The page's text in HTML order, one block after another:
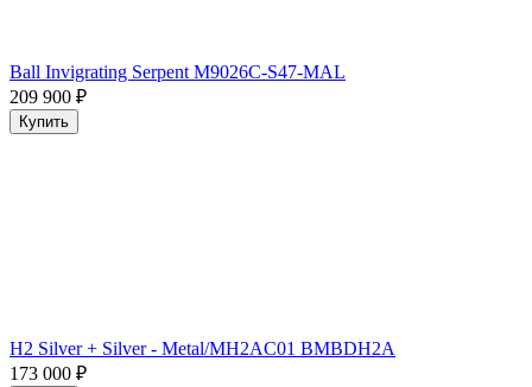
Ball Invigrating Serpent M9026C-S47-MAL
209 900 ₽
Купить
H2 Silver + Silver - Metal/MH2AC01 BMBDH2A
173 000 ₽